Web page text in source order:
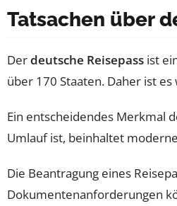
Tatsachen über
Derdeutsche Reisepass ist
über 170 Staaten. Daher ist
Ein entscheidendes Merkmal
Umlauf ist, beinhaltet
Die Beantragung eines
Dokumentenanforderungen